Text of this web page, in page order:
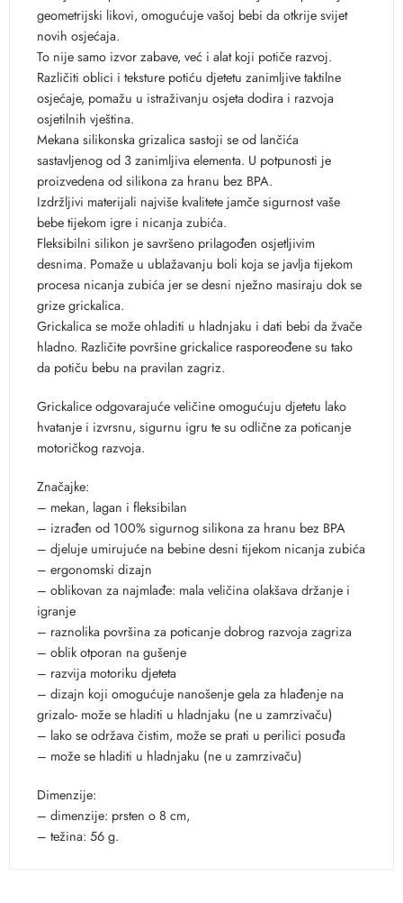
geometrijski likovi, omogućuje vašoj bebi da otkrije svijet
novih osjećaja.
To nije samo izvor zabave, već i alat koji potiče razvoj.
Različiti oblici i teksture potiću djetetu zanimljive taktilne
osjećaje, pomažu u istraživanju osjeta dodira i razvoja
osjetilnih vještina.
Mekana silikonska grizalica sastoji se od lančića
sastavljenog od 3 zanimljiva elementa. U potpunosti je
proizvedena od silikona za hranu bez BPA.
Izdržljivi materijali najviše kvalitete jamče sigurnost vaše
bebe tijekom igre i nicanja zubića.
Fleksibilni silikon je savršeno prilagođen osjetljivim
desnima. Pomaže u ublažavanju boli koja se javlja tijekom
procesa nicanja zubića jer se desni nježno masiraju dok se
grize grickalica.
Grickalica se može ohladiti u hladnjaku i dati bebi da žvače
hladno. Različite površine grickalice rasporeođene su tako
da potiču bebu na pravilan zagriz.
Grickalice odgovarajuće veličine omogućuju djetetu lako
hvatanje i izvrsnu, sigurnu igru te su odlične za poticanje
motoričkog razvoja.
Značajke:
– mekan, lagan i fleksibilan
– izrađen od 100% sigurnog silikona za hranu bez BPA
– djeluje umirujuće na bebine desni tijekom nicanja zubića
– ergonomski dizajn
– oblikovan za najmlađe: mala veličina olakšava držanje i
igranje
– raznolika površina za poticanje dobrog razvoja zagriza
– oblik otporan na gušenje
– razvija motoriku djeteta
– dizajn koji omogućuje nanošenje gela za hlađenje na
grizalo- može se hladiti u hladnjaku (ne u zamrzivaču)
– lako se održava čistim, može se prati u perilici posuđa
– može se hladiti u hladnjaku (ne u zamrzivaču)
Dimenzije:
– dimenzije: prsten o 8 cm,
– težina: 56 g.